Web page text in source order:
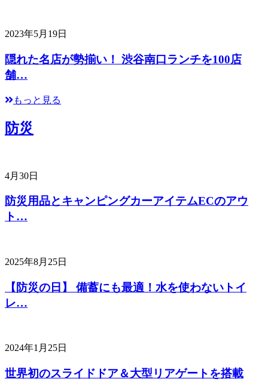
2023年5月19日
隠れた名店が勢揃い！ 渋谷南口ランチを100店
舗…
もっと見る
防災
4月30日
防災用品とキャンピングカーアイテムECのアウ
ト…
2025年8月25日
【防災の日】 備蓄にも最適！水を使わないトイ
レ…
2024年1月25日
世界初のスライドドア＆大型リアゲートを搭載